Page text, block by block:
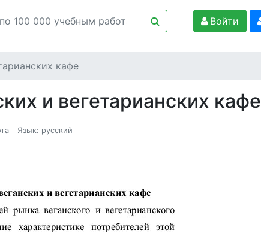
Войти
кафе
и вегетарианских кафе
Язык: русский